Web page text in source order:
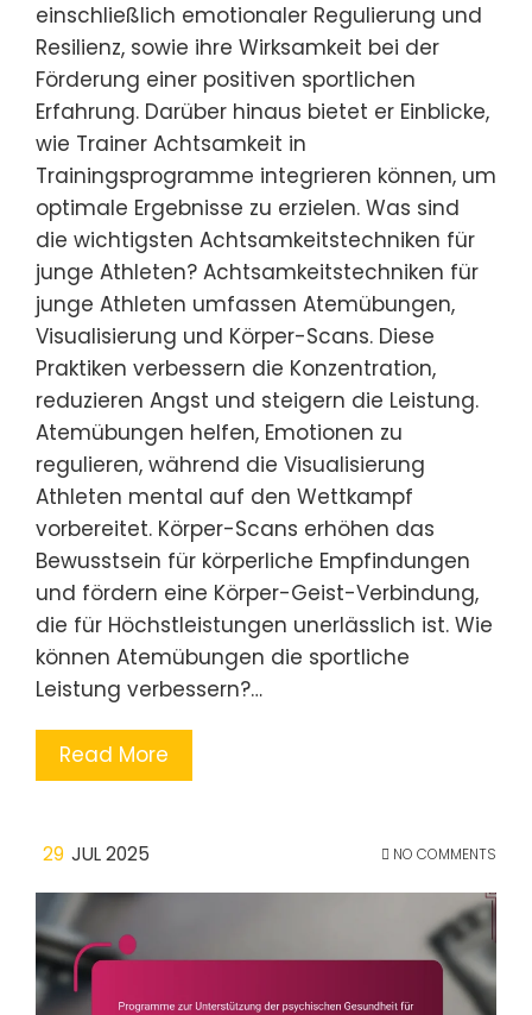
einschließlich emotionaler Regulierung und
Resilienz, sowie ihre Wirksamkeit bei der
Förderung einer positiven sportlichen
Erfahrung. Darüber hinaus bietet er Einblicke,
wie Trainer Achtsamkeit in
Trainingsprogramme integrieren können, um
optimale Ergebnisse zu erzielen. Was sind
die wichtigsten Achtsamkeitstechniken für
junge Athleten? Achtsamkeitstechniken für
junge Athleten umfassen Atemübungen,
Visualisierung und Körper-Scans. Diese
Praktiken verbessern die Konzentration,
reduzieren Angst und steigern die Leistung.
Atemübungen helfen, Emotionen zu
regulieren, während die Visualisierung
Athleten mental auf den Wettkampf
vorbereitet. Körper-Scans erhöhen das
Bewusstsein für körperliche Empfindungen
und fördern eine Körper-Geist-Verbindung,
die für Höchstleistungen unerlässlich ist. Wie
können Atemübungen die sportliche
Leistung verbessern?…
Read More
29 JUL 2025 NO COMMENTS